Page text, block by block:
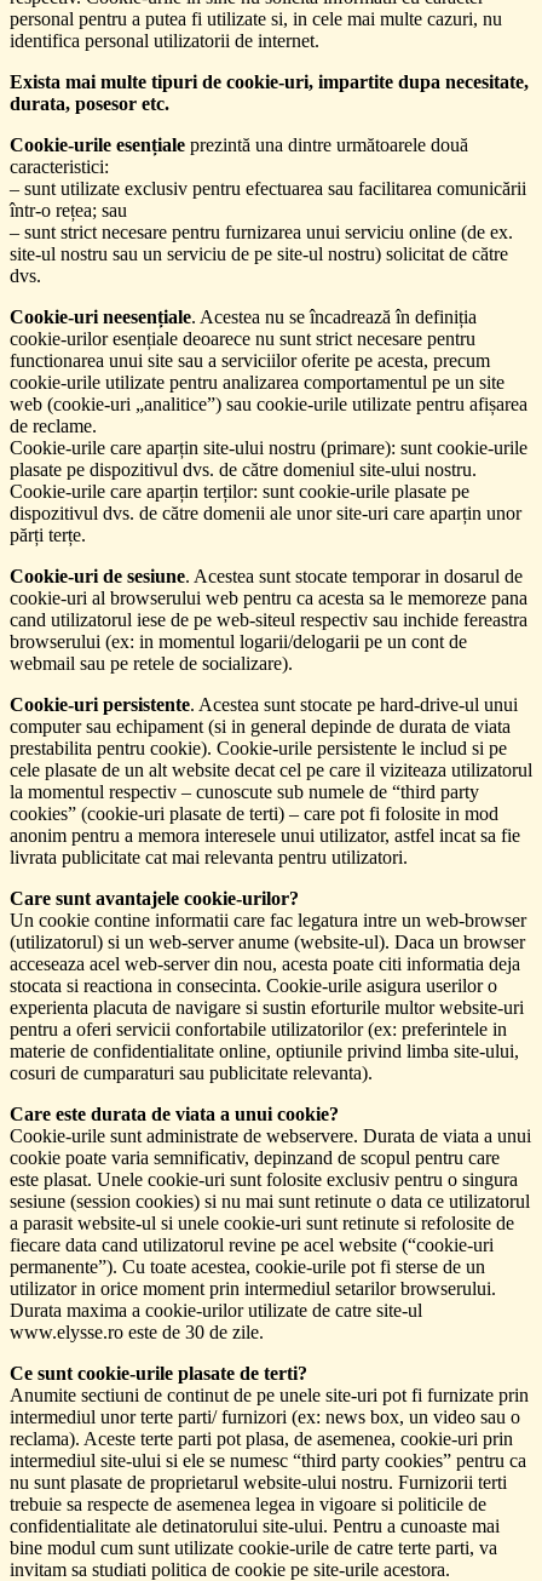
personal pentru a putea fi utilizate si, in cele mai multe cazuri, nu
identifica personal utilizatorii de internet.
Exista mai multe tipuri de cookie-uri, impartite dupa necesitate,
durata, posesor etc.
Cookie-urile esențiale prezintă una dintre următoarele două
caracteristici:
– sunt utilizate exclusiv pentru efectuarea sau facilitarea comunicării
într-o rețea; sau
– sunt strict necesare pentru furnizarea unui serviciu online (de ex.
site-ul nostru sau un serviciu de pe site-ul nostru) solicitat de către
dvs.
Cookie-uri neesențiale. Acestea nu se încadrează în definiția
cookie-urilor esențiale deoarece nu sunt strict necesare pentru
functionarea unui site sau a serviciilor oferite pe acesta, precum
cookie-urile utilizate pentru analizarea comportamentul pe un site
web (cookie-uri „analitice”) sau cookie-urile utilizate pentru afișarea
de reclame.
Cookie-urile care aparțin site-ului nostru (primare): sunt cookie-urile
plasate pe dispozitivul dvs. de către domeniul site-ului nostru.
Cookie-urile care aparțin terților: sunt cookie-urile plasate pe
dispozitivul dvs. de către domenii ale unor site-uri care aparțin unor
părți terțe.
Cookie-uri de sesiune. Acestea sunt stocate temporar in dosarul de
cookie-uri al browserului web pentru ca acesta sa le memoreze pana
cand utilizatorul iese de pe web-siteul respectiv sau inchide fereastra
browserului (ex: in momentul logarii/delogarii pe un cont de
webmail sau pe retele de socializare).
Cookie-uri persistente. Acestea sunt stocate pe hard-drive-ul unui
computer sau echipament (si in general depinde de durata de viata
prestabilita pentru cookie). Cookie-urile persistente le includ si pe
cele plasate de un alt website decat cel pe care il viziteaza utilizatorul
la momentul respectiv – cunoscute sub numele de “third party
cookies” (cookie-uri plasate de terti) – care pot fi folosite in mod
anonim pentru a memora interesele unui utilizator, astfel incat sa fie
livrata publicitate cat mai relevanta pentru utilizatori.
Care sunt avantajele cookie-urilor?
Un cookie contine informatii care fac legatura intre un web-browser
(utilizatorul) si un web-server anume (website-ul). Daca un browser
acceseaza acel web-server din nou, acesta poate citi informatia deja
stocata si reactiona in consecinta. Cookie-urile asigura userilor o
experienta placuta de navigare si sustin eforturile multor website-uri
pentru a oferi servicii confortabile utilizatorilor (ex: preferintele in
materie de confidentialitate online, optiunile privind limba site-ului,
cosuri de cumparaturi sau publicitate relevanta).
Care este durata de viata a unui cookie?
Cookie-urile sunt administrate de webservere. Durata de viata a unui
cookie poate varia semnificativ, depinzand de scopul pentru care
este plasat. Unele cookie-uri sunt folosite exclusiv pentru o singura
sesiune (session cookies) si nu mai sunt retinute o data ce utilizatorul
a parasit website-ul si unele cookie-uri sunt retinute si refolosite de
fiecare data cand utilizatorul revine pe acel website (“cookie-uri
permanente”). Cu toate acestea, cookie-urile pot fi sterse de un
utilizator in orice moment prin intermediul setarilor browserului.
Durata maxima a cookie-urilor utilizate de catre site-ul
www.elysse.ro este de 30 de zile.
Ce sunt cookie-urile plasate de terti?
Anumite sectiuni de continut de pe unele site-uri pot fi furnizate prin
intermediul unor terte parti/ furnizori (ex: news box, un video sau o
reclama). Aceste terte parti pot plasa, de asemenea, cookie-uri prin
intermediul site-ului si ele se numesc “third party cookies” pentru ca
nu sunt plasate de proprietarul website-ului nostru. Furnizorii terti
trebuie sa respecte de asemenea legea in vigoare si politicile de
confidentialitate ale detinatorului site-ului. Pentru a cunoaste mai
bine modul cum sunt utilizate cookie-urile de catre terte parti, va
invitam sa studiati politica de cookie pe site-urile acestora.